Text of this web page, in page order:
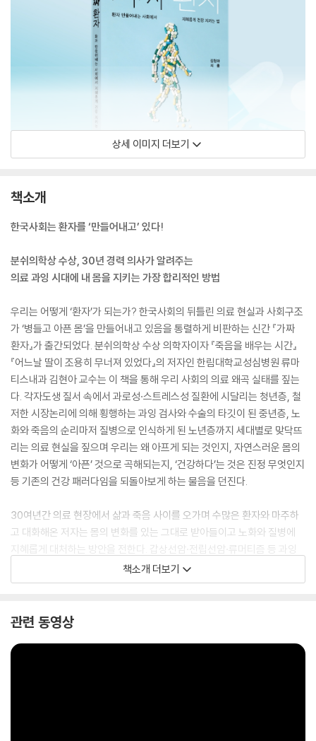
상세 이미지 더보기
책소개
한국사회는 환자를 ‘만들어내고’ 있다!
분쉬의학상 수상, 30년 경력 의사가 알려주는
의료 과잉 시대에 내 몸을 지키는 가장 합리적인 방법
우리는 어떻게 ‘환자’가 되는가? 한국사회의 뒤틀린 의료 현실과 사회구조
가 ‘병들고 아픈 몸’을 만들어내고 있음을 통렬하게 비판하는 신간 『가짜
환자』가 출간되었다. 분쉬의학상 수상 의학자이자 『죽음을 배우는 시간』
『어느날 딸이 조용히 무너져 있었다』의 저자인 한림대학교성심병원 류마
티스내과 김현아 교수는 이 책을 통해 우리 사회의 의료 왜곡 실태를 짚는
다. 각자도생 질서 속에서 과로성·스트레스성 질환에 시달리는 청년층, 철
저한 시장논리에 의해 횡행하는 과잉 검사와 수술의 타깃이 된 중년층, 노
화와 죽음의 순리마저 질병으로 인식하게 된 노년층까지 세대별로 맞닥뜨
리는 의료 현실을 짚으며 우리는 왜 아프게 되는 것인지, 자연스러운 몸의
변화가 어떻게 ‘아픈’ 것으로 곡해되는지, ‘건강하다’는 것은 진정 무엇인지
등 기존의 건강 패러다임을 되돌아보게 하는 물음을 던진다.
30여년간 의료 현장에서 삶과 죽음 사이를 오가며 수많은 환자와 마주하
고 대화해온 저자는 몸의 변화를 있는 그대로 받아들이고 노화와 질병에
지혜롭게 대처하는 방안을 전한다. 갑상선암·전립선암·류머티즘 등 과잉
진단 되기 쉬운 질환을 짚어주고, 관절염·요실금·치매 등의 일상질환을 적
정하게 관리하고 유지하는 법, 건강검진 받기 전에 생각해보아야 하는 점,
닉에 빠지지 않고 현대 의료를 현명하게 활용할 수 있는 팁을 친절히 안내
책소개 더보기
관련 동영상